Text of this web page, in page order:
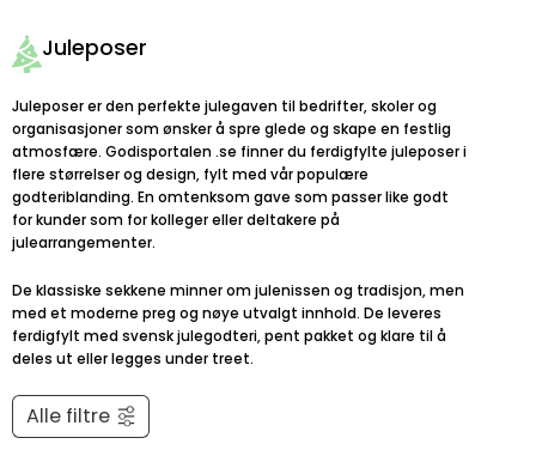
Juleposer
Juleposer er den perfekte julegaven til bedrifter, skoler og
organisasjoner som ønsker å spre glede og skape en festlig
atmosfære. Godisportalen .se finner du ferdigfylte juleposer i
flere størrelser og design, fylt med vår populære
godteriblanding. En omtenksom gave som passer like godt
for kunder som for kolleger eller deltakere på
julearrangementer.
De klassiske sekkene minner om julenissen og tradisjon, men
med et moderne preg og nøye utvalgt innhold. De leveres
ferdigfylt med svensk julegodteri, pent pakket og klare til å
deles ut eller legges under treet.
Alle filtre